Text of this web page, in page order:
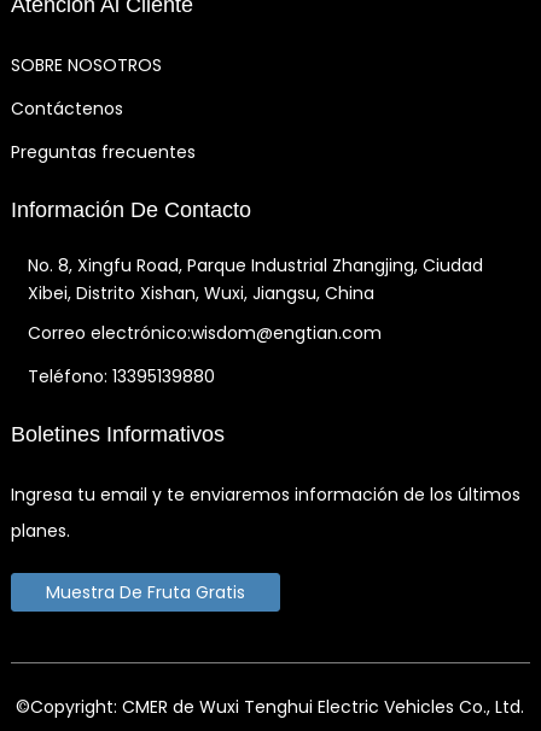
SOBRE NOSOTROS
Contáctenos
Preguntas frecuentes
Información De Contacto
No. 8, Xingfu Road, Parque Industrial Zhangjing, Ciudad
Xibei, Distrito Xishan, Wuxi, Jiangsu, China
Correo electrónico:wisdom@engtian.com
Teléfono: 13395139880
Boletines Informativos
Ingresa tu email y te enviaremos información de los últimos
planes.
Muestra De Fruta Gratis
©Copyright: CMER de Wuxi Tenghui Electric Vehicles Co., Ltd.